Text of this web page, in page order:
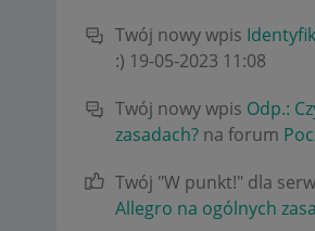
Twój nowy wpis
:) ‎19-05-2023 11:08
Twój nowy wpis Odp.:
zasadach? na forum
Twój "W punkt!" dla
Allegro na ogólnych